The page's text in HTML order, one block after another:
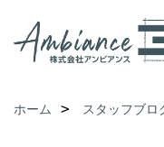
ホーム スタッフブロ